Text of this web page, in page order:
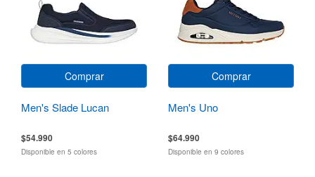
Comprar
Men's Slade Lucan
$54.990
Disponible en 5 colores
Comprar
Men's Uno
$64.990
Disponible en 9 colores